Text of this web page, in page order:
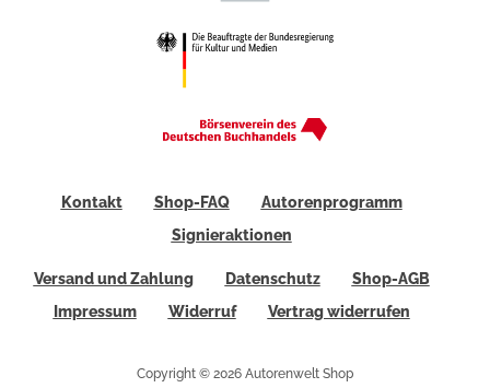
Kontakt Shop-FAQ
Autorenprogramm
Signieraktionen
Versand und Zahlung Datenschutz
Shop-AGB
Impressum
Widerruf Vertrag widerrufen
Copyright © 2026 Autorenwelt Shop